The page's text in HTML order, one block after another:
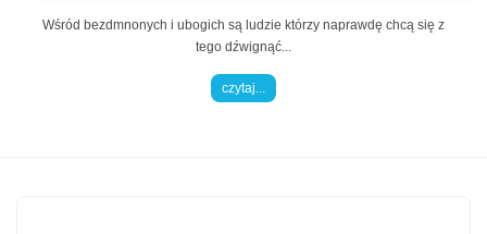
Wśród bezdmnonych i ubogich są ludzie którzy naprawdę chcą się z
tego dźwignąć...
czytaj...